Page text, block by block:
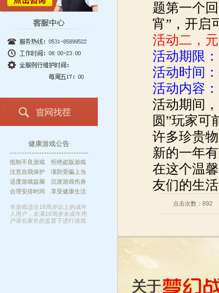
健康游戏公告
抵制不良游戏 拒绝盗版游戏
注意自我保护 谨防受骗上当
适度游戏益脑 沉迷游戏伤身
合理安排时间 享受健康生活
本游戏适合18周岁以上的成年
人用户，未满18周岁未成年用
户请在家长的监督下进行游戏
题第一个
宵”，开启
活动二，
活动期限：
活动时间：
活动内容：
活动期间
圆”玩家可
许多珍贵
新的一年
在这个温
友们的生
点击次数：892